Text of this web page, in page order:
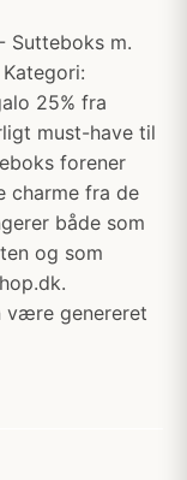
Sutteboks m.
25% fra
must-have til
forener
charme fra de
både som
og som
være genereret